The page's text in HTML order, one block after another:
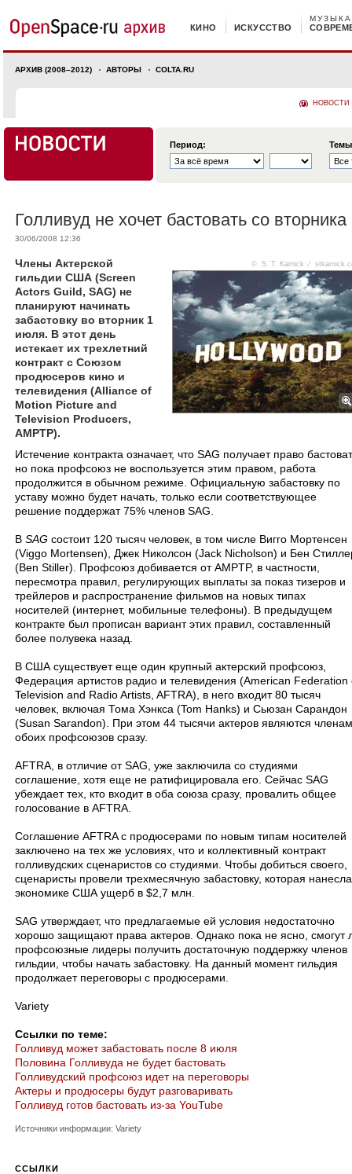
КИНО ИСКУССТВО
МУЗЫКА
АРХИВ (2008–2012) АВТОРЫ COLTA.RU
НОВОСТИ
Период:
Голливуд не хочет бастовать со вторника
30/06/2008 12:36
© S. T. Karnick ⁄
Члены Актерской
гильдии США (Screen
Actors Guild, SAG) не
планируют начинать
забастовку во вторник 1
июля. В этот день
истекает их трехлетний
контракт с Союзом
продюсеров кино и
телевидения (Alliance of
Motion Picture and
Television Producers,
AMPTP).
Истечение контракта означает, что SAG получает право
но пока профсоюз не воспользуется этим правом, работа
продолжится в обычном режиме. Официальную забастовку по
уставу можно будет начать, только если соответствующее
решение поддержат 75% членов SAG
В SAG состоит 120 тысяч человек, в том числе Вигго Мортенсен
(Viggo Mortensen), Джек Николсон (Jack Nicholson) и Бен
(Ben Stiller). Профсоюз добивается отAMPTP, в частности,
пересмотра правил, регулирующих выплаты за показ тизеров и
трейлеров и распространение фильмов на новых типах
носителей (интернет, мобильные телефоны). В предыдущем
контракте был прописан вариант этих правил, составленный
более полувека назад.
В США существует еще один крупный актерский профсоюз,
Федерация артистов радио и телевидения (American Federation
Television and Radio Artists, AFTRA), в него входит 80 тысяч
человек, включая Тома Хэнкса (Tom Hanks) и Сьюзан Сарандон
(Susan Sarandon). При этом 44 тысячи актеров являются
обоих профсоюзов сразу.
AFTRA , в отличие отSAG , уже заключила со студиями
соглашение, хотя еще не ратифицировала его. Сейчас SAG
убеждает тех, кто входит в оба союза сразу, провалить общее
голосование в AFTRA
Соглашение AFTRAс продюсерами по новым типам носителей
заключено на тех же условиях, что и коллективный контракт
голливудских сценаристов со студиями. Чтобы добиться своего,
сценаристы провели трехмесячную забастовку, которая нанесла
экономике США ущерб в $2,7 млн.
SAG утверждает, что предлагаемые ей условия недостаточно
хорошо защищают права актеров. Однако пока не ясно, смогут
профсоюзные лидеры получить достаточную поддержку членов
гильдии, чтобы начать забастовку. На данный момент гильдия
продолжает переговоры с продюсерами.
Variety
Ссылки по теме:
Голливуд может забастовать после 8 июля
Половина Голливуда не будет бастовать
Голливудский профсоюз идет на переговоры
Актеры и продюсеры будут разговаривать
Голливуд готов бастовать из-за YouTube
Источники информации: Variety
ССЫЛКИ